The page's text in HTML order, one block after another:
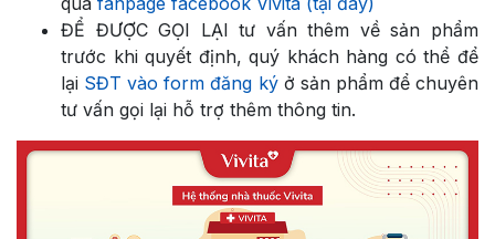
ĐỂ ĐƯỢC GỌI LẠI tư vấn thêm về sản phẩm
trước khi quyết định, quý khách hàng có thể để
lại SĐT vào form đăng kýở sản phẩm để chuyên
tư vấn gọi lại hỗ trợ thêm thông tin.